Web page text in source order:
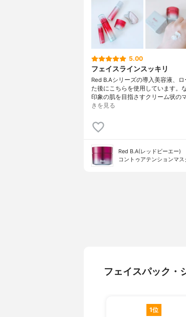
内容量のバリエーション
5.00
フェイスラインスッキリ
Red B.Aシリーズの導入美容液、
た後にこちらを使用しています。
印象の肌を目指さすクリーム状の
きを見る
Red B.A(レッドビーエー)
コントゥアテンションマス
フェイスパック・
1位